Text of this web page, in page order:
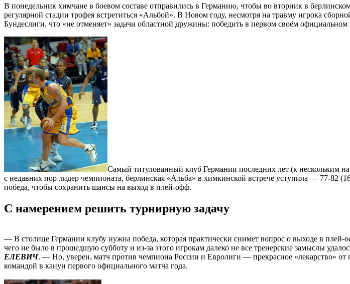
В понедельник химчане в боевом составе отправились в Германию, чтобы во вторник в
регулярной стадии трофея встретиться «Альбой». В Новом году, несмотря на травму игрока
Бундеслиги, что «не отменяет» задачи областной дружины: победить в первом своём
Самый титулованный клуб Германии последних лет (к нескольким
с недавних пор лидер чемпионата, берлинская «Альба» в химкинской встрече уступила — 77-82
победа, чтобы сохранить шансы на выход в плей-офф.
С намерением решить турнирную задачу
— В столице Германии клубу нужна победа, которая практически снимет вопрос о выходе в
чего не было в прошедшую субботу и из-за этого игрокам далеко не все тренерские замыслы
ЕЛЕВИЧ. — Но, уверен, матч против чемпиона России и Евролиги — прекрасное «лекарство» от
командой в канун первого официального матча года.